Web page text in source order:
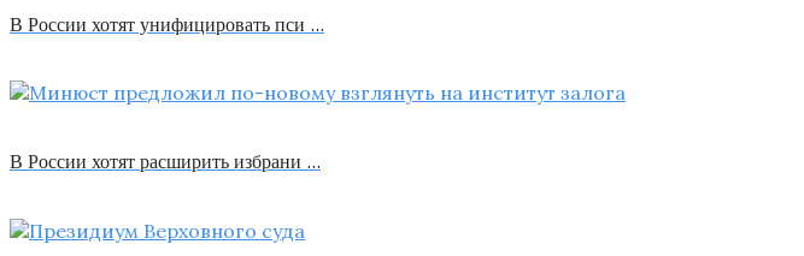
В России хотят унифицировать пси …
В России хотят расширить избрани …